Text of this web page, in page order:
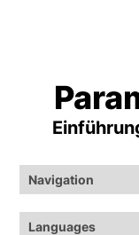
Navigation
Languages